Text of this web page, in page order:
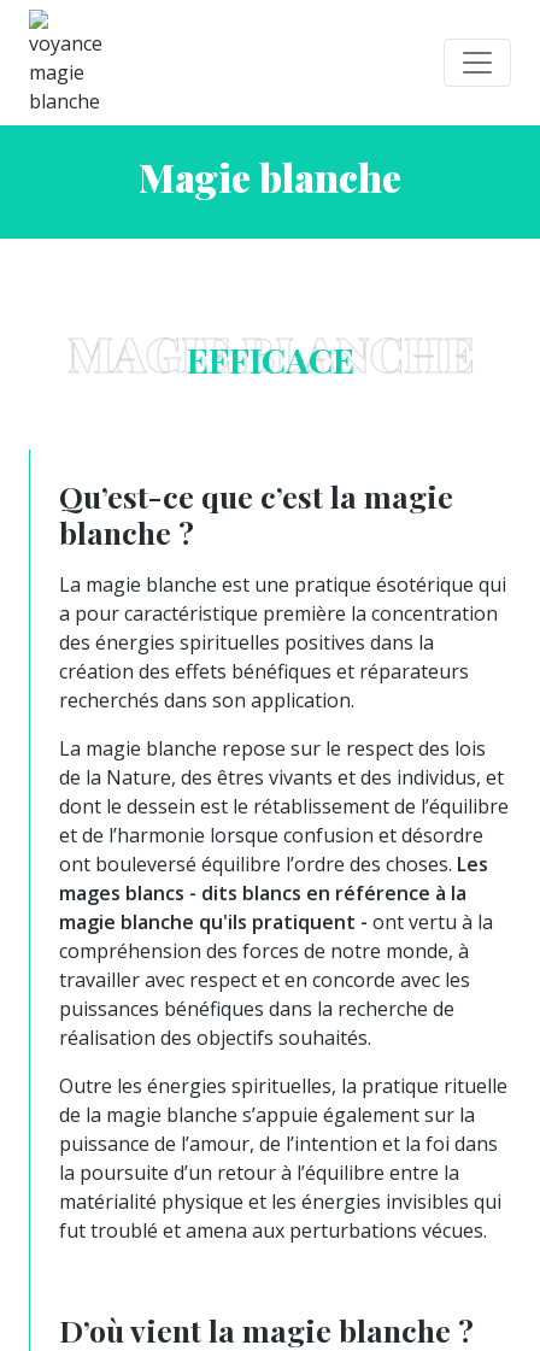
Magie blanche
MAGIE BLANCHE
EFFICACE
Qu’est-ce que c’est la magie
blanche ?
La magie blanche est une pratique ésotérique qui
a pour caractéristique première la concentration
des énergies spirituelles positives dans la
création des effets bénéfiques et réparateurs
recherchés dans son application.
La magie blanche repose sur le respect des lois
de la Nature, des êtres vivants et des individus, et
dont le dessein est le rétablissement de l’équilibre
et de l’harmonie lorsque confusion et désordre
ont bouleversé équilibre l’ordre des choses. Les
mages blancs - dits blancs en référence à la
magie blanche qu'ils pratiquent - ont vertu à la
compréhension des forces de notre monde, à
travailler avec respect et en concorde avec les
puissances bénéfiques dans la recherche de
réalisation des objectifs souhaités.
Outre les énergies spirituelles, la pratique rituelle
de la magie blanche s’appuie également sur la
puissance de l’amour, de l’intention et la foi dans
la poursuite d’un retour à l’équilibre entre la
matérialité physique et les énergies invisibles qui
fut troublé et amena aux perturbations vécues.
D’où vient la magie blanche ?